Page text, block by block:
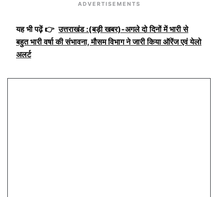
ADVERTISEMENTS
यह भी पढ़ें 👉 उत्तराखंड :(बड़ी खबर)-अगले दो दिनों में भारी से
बहुत भारी वर्षा की संभावना, मौसम विभाग ने जारी किया ऑरेंज एवं येलो
अलर्ट